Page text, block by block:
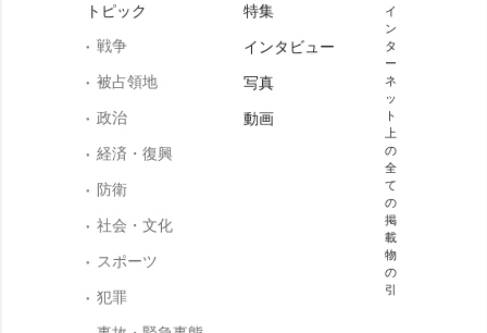
トピック
戦争
被占領地
政治
経済・復興
防衛
社会・文化
スポーツ
犯罪
特集
インタビュー
写真
動画
イ
ン
タ
ー
ネ
ッ
ト
上
の
全
て
の
掲
載
物
の
引